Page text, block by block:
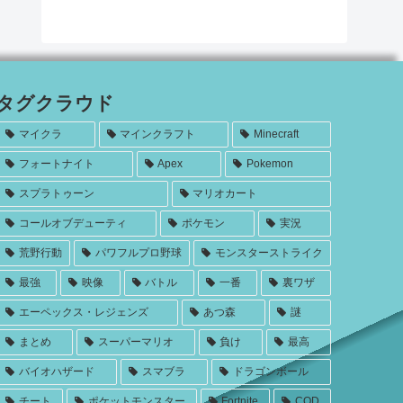
グクラウド
マイクラ マインクラフト Minecraft
フォートナイト Apex Pokemon
スプラトゥーン マリオカート
コールオブデューティ ポケモン 実況
荒野行動 パワフルプロ野球 モンスターストライク
最強 映像 バトル 一番 裏ワザ
エーペックス・レジェンズ あつ森 謎
まとめ スーパーマリオ 負け 最高
バイオハザード スマブラ ドラゴンボール